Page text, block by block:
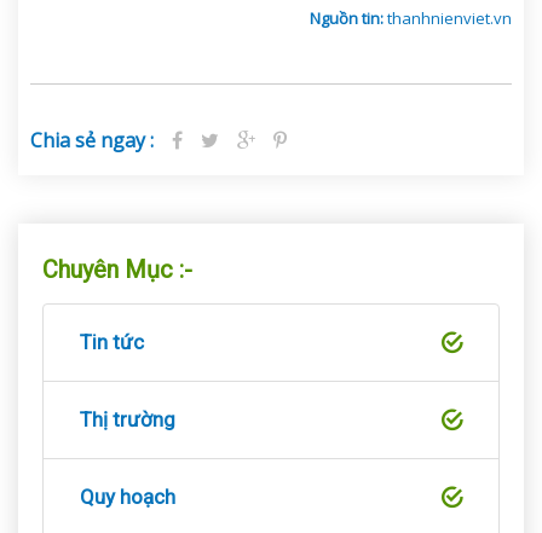
Nguồn tin:thanhnienviet.vn
Chia sẻ ngay :
Chuyên Mục :-
Tin tức
Thị trường
Quy hoạch